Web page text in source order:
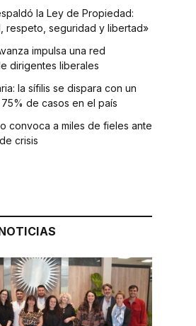
la Ley de Propiedad:
respeto, seguridad y libertad»
impulsa una red
dirigentes liberales
la sífilis se dispara con un
de casos en el país
convoca a miles de fieles ante
crisis